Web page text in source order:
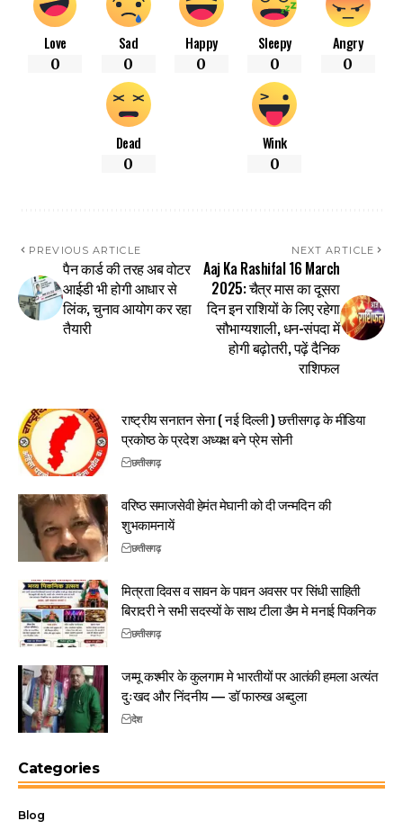
Love
0
Sad
0
Happy
0
Sleepy
0
Angry
0
Dead
0
Wink
0
PREVIOUS ARTICLE
पैन कार्ड की तरह अब वोटर
आईडी भी होगी आधार से
लिंक, चुनाव आयोग कर रहा
तैयारी
NEXT ARTICLE
Aaj Ka Rashifal 16 March
2025: चैत्र मास का दूसरा
दिन इन राशियों के लिए रहेगा
सौभाग्यशाली, धन-संपदा में
होगी बढ़ोतरी, पढ़ें दैनिक
राशिफल
राष्ट्रीय सनातन सेना ( नई दिल्ली ) छत्तीसगढ़ के मीडिया
प्रकोष्ठ के प्रदेश अध्यक्ष बने प्रेम सोनी
छत्तीसगढ़
वरिष्ठ समाजसेवी हेमंत मेघानी को दी जन्मदिन की
शुभकामनायें
छत्तीसगढ़
मित्रता दिवस व सावन के पावन अवसर पर सिंधी साहिती
बिरादरी ने सभी सदस्यों के साथ टीला डैम मे मनाई पिकनिक
छत्तीसगढ़
जम्मू कश्मीर के कुलगाम मे भारतीयों पर आतंकी हमला अत्यंत
दुःखद और निंदनीय — डॉ फारुख अब्दुला
देश
Categories
Blog